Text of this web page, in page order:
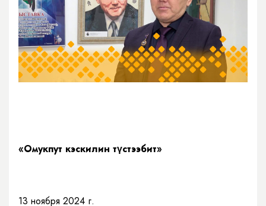
«Омукпут кэскилин түстээбит»
13 ноября 2024 г.